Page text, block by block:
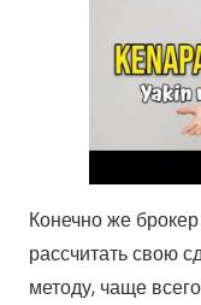
Конечно же
рассчитать свою
методу, чаще